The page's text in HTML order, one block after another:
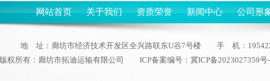
网站首页 关于我们 资质荣誉 新闻中心 公司形
地 址：廊坊市经济技术开发区全兴路联东U谷7号楼 手 机：
版权所有：廊坊市拓迪运输有限公司 ICP备案编号： 冀ICP备2023027359号